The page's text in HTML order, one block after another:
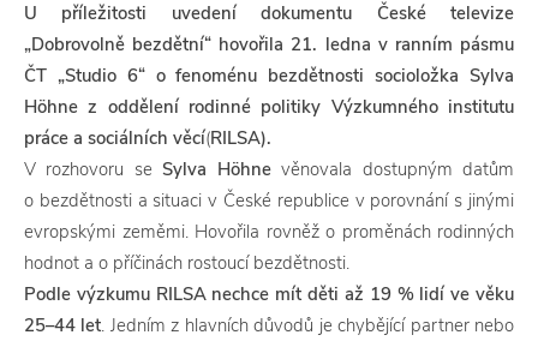
U příležitosti uvedení dokumentu České televize
„Dobrovolně bezdětní“ hovořila 21. ledna v ranním pásmu
ČT „Studio 6“ o fenoménu bezdětnosti socioložka Sylva
Höhne z oddělení rodinné politiky Výzkumného institutu
práce a sociálních věcí(RILSA).
V rozhovoru seSylva Höhnevěnovala dostupným datům
o bezdětnosti a situaci v České republice v porovnání s jinými
evropskými zeměmi. Hovořila rovněž o proměnách rodinných
hodnot a o příčinách rostoucí bezdětnosti.
Podle výzkumu RILSA nechce mít děti až 19 % lidí ve věku
25–44 let. Jedním z hlavních důvodů je chybějící partner nebo